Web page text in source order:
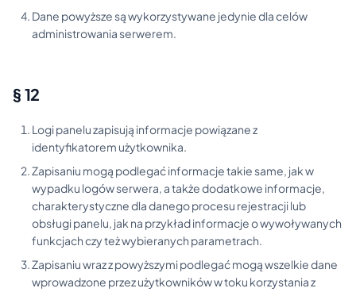
Dane powyższe są wykorzystywane jedynie dla celów
administrowania serwerem.
§ 12
Logi panelu zapisują informacje powiązane z
identyfikatorem użytkownika.
Zapisaniu mogą podlegać informacje takie same, jak w
wypadku logów serwera, a także dodatkowe informacje,
charakterystyczne dla danego procesu rejestracji lub
obsługi panelu, jak na przykład informacje o wywoływanych
funkcjach czy też wybieranych parametrach.
Zapisaniu wraz z powyższymi podlegać mogą wszelkie dane
wprowadzone przez użytkowników w toku korzystania z